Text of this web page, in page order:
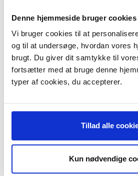
Denne hjemmeside bruger cookies
Vi bruger cookies til at
og til at undersøge, hvordan vores
brugt. Du giver dit samtykke til
fortsætter med at bruge denne
typer af cookies, du accepterer.
Tillad alle
Kun nødvendige
ANDRE KØBTE
KØB 5+ OG FÅ 28% RABAT
Philips støvsugerposer.
Type: Oslo. Oslo+. HR6938,
HR6939. 4 stk. + filter